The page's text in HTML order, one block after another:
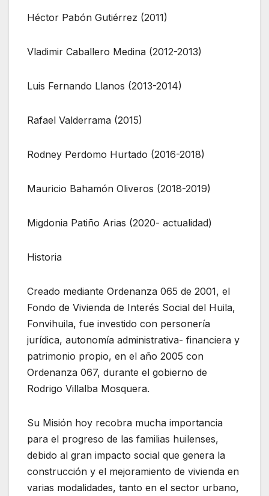
Héctor Pabón Gutiérrez (2011)
Vladimir Caballero Medina (2012-2013)
Luis Fernando Llanos (2013-2014)
Rafael Valderrama (2015)
Rodney Perdomo Hurtado (2016-2018)
Mauricio Bahamón Oliveros (2018-2019)
Migdonia Patiño Arias (2020- actualidad)
Historia
Creado mediante Ordenanza 065 de 2001, el
Fondo de Vivienda de Interés Social del Huila,
Fonvihuila, fue investido con personería
jurídica, autonomía administrativa- financiera y
patrimonio propio, en el año 2005 con
Ordenanza 067, durante el gobierno de
Rodrigo Villalba Mosquera.
Su Misión hoy recobra mucha importancia
para el progreso de las familias huilenses,
debido al gran impacto social que genera la
construcción y el mejoramiento de vivienda en
varias modalidades, tanto en el sector urbano,